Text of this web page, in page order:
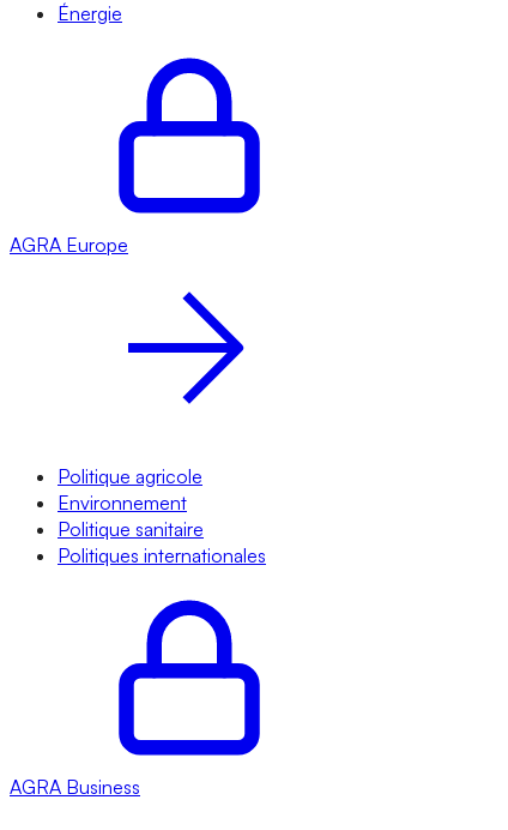
Énergie
AGRA Europe
Politique agricole
Environnement
Politique sanitaire
Politiques internationales
AGRA Business